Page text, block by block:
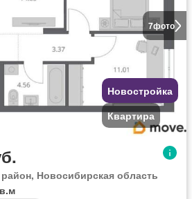
7фото
Новостройка
Квартира
Новосибирская область